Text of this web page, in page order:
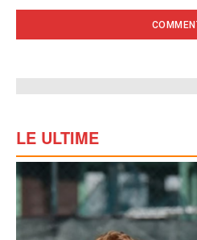
LE ULTIME